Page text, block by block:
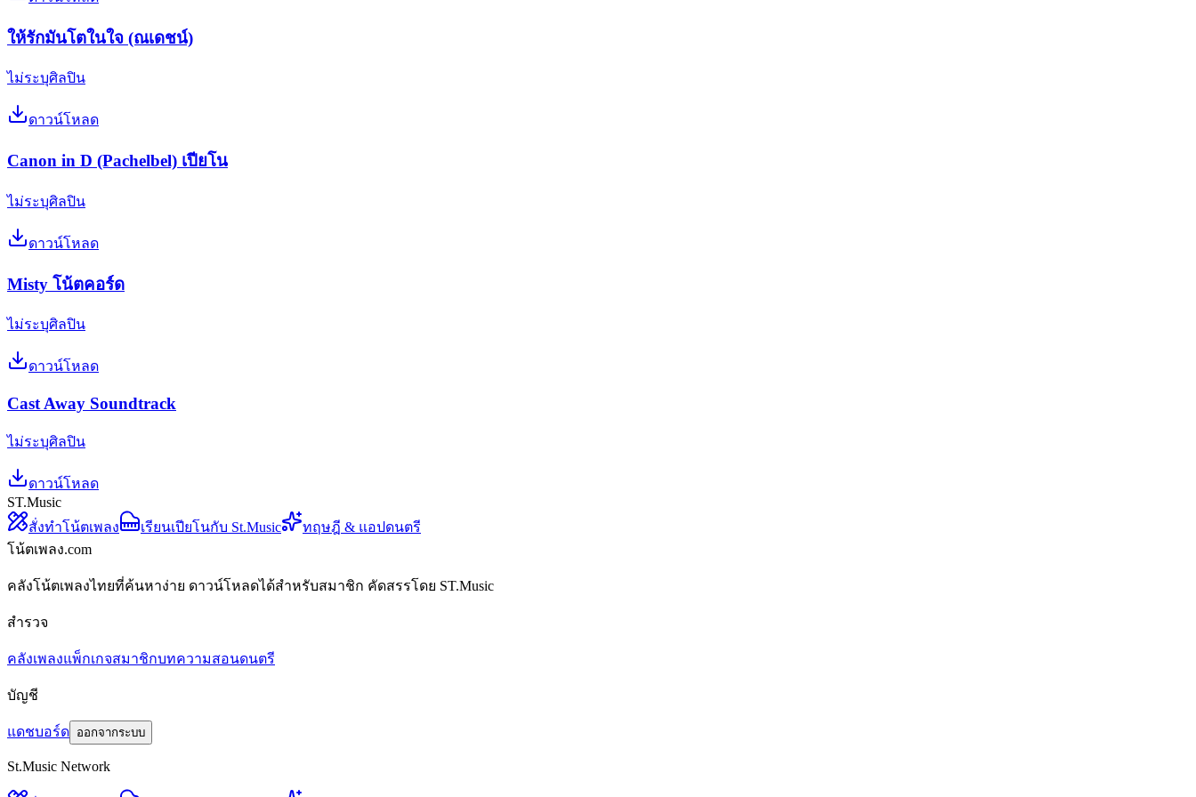
ให้รักมันโตในใจ (ณเดชน์)
ไม่ระบุศิลปิน
ดาวน์โหลด
Canon in D (Pachelbel) เปียโน
ไม่ระบุศิลปิน
ดาวน์โหลด
Misty โน้ตคอร์ด
ไม่ระบุศิลปิน
ดาวน์โหลด
Cast Away Soundtrack
ไม่ระบุศิลปิน
ดาวน์โหลด
ST.Music
สั่งทำโน้ตเพลง
เรียนเปียโนกับ St.Music
ทฤษฎี & แอปดนตรี
โน้ตเพลง.com
คลังโน้ตเพลงไทยที่ค้นหาง่าย ดาวน์โหลดได้สำหรับสมาชิก คัดสรรโดย ST.Music
สำรวจ
คลังเพลงแพ็กเกจสมาชิกบทความสอนดนตรี
บัญชี
แดชบอร์ด ออกจากระบบ
St.Music Network